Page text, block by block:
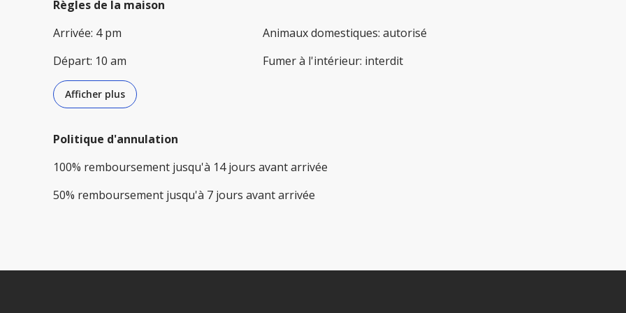
Règles de la maison
Arrivée: 4 pm
Départ: 10 am
Animaux domestiques: autorisé
Fumer à l'intérieur: interdit
Afficher plus
Politique d'annulation
100% remboursement jusqu'à 14 jours avantarrivée
50% remboursement jusqu'à 7 jours avantarrivée